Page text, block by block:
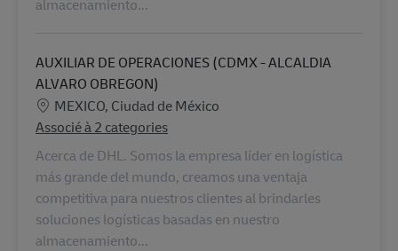
almacenamiento...
AUXILIAR DE OPERACIONES (CDMX - ALCALDIA
ALVARO OBREGON)
LieuMEXICO, Ciudad de México
Associé à 2 categories
Acerca de DHL. Somos la empresa líder en logística
más grande del mundo, creamos una ventaja
competitiva para nuestros clientes al brindarles
soluciones logísticas basadas en nuestro
almacenamiento...